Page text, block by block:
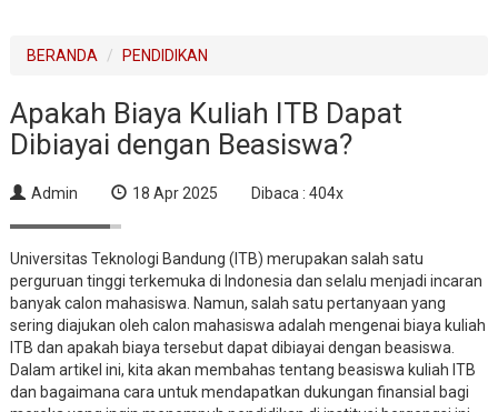
BERANDA PENDIDIKAN
Apakah Biaya Kuliah ITB Dapat
Dibiayai dengan Beasiswa?
Admin 18 Apr 2025 Dibaca : 404x
Universitas Teknologi Bandung (ITB) merupakan salah satu
perguruan tinggi terkemuka di Indonesia dan selalu menjadi incaran
banyak calon mahasiswa. Namun, salah satu pertanyaan yang
sering diajukan oleh calon mahasiswa adalah mengenai biaya kuliah
ITB dan apakah biaya tersebut dapat dibiayai dengan beasiswa.
Dalam artikel ini, kita akan membahas tentang beasiswa kuliah ITB
dan bagaimana cara untuk mendapatkan dukungan finansial bagi